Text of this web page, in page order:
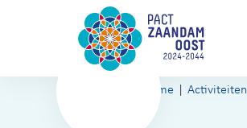
Home Activiteiten